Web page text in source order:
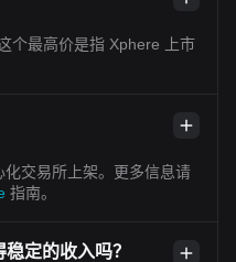
个最高价是指 Xphere 上市
交易所上架。更多信息请
指南。
定的收入吗？